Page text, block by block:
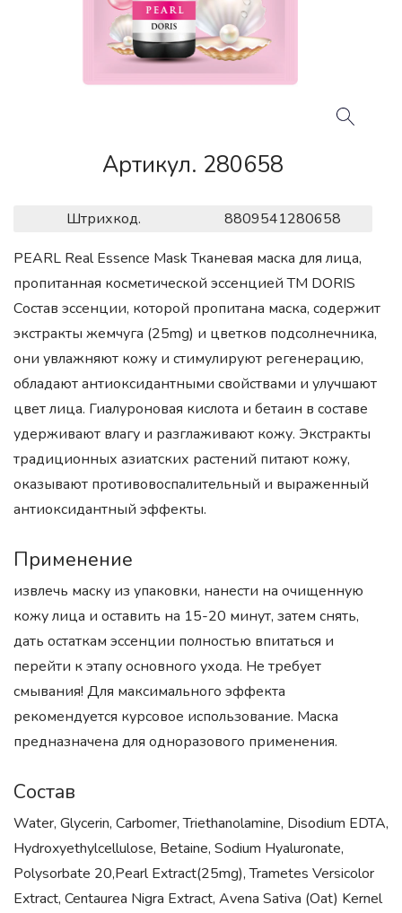
Артикул. 280658
Штрихкод.
8809541280658
PEARL Real Essence Mask Тканевая маска для лица,
пропитанная косметической эссенцией ТМ DORIS
Состав эссенции, которой пропитана маска, содержит
экстракты жемчуга (25mg) и цветков подсолнечника,
они увлажняют кожу и стимулируют регенерацию,
обладают антиоксидантными свойствами и улучшают
цвет лица. Гиалуроновая кислота и бетаин в составе
удерживают влагу и разглаживают кожу. Экстракты
традиционных азиатских растений питают кожу,
оказывают противовоспалительный и выраженный
антиоксидантный эффекты.
Применение
извлечь маску из упаковки, нанести на очищенную
кожу лица и оставить на 15-20 минут, затем снять,
дать остаткам эссенции полностью впитаться и
перейти к этапу основного ухода. Не требует
смывания! Для максимального эффекта
рекомендуется курсовое использование. Маска
предназначена для одноразового применения.
Состав
Water, Glycerin, Carbomer, Triethanolamine, Disodium EDTA,
Hydroxyethylcellulose, Betaine, Sodium Hyaluronate,
Polysorbate 20,Pearl Extract(25mg), Trametes Versicolor
Extract, Centaurea Nigra Extract, Avena Sativa (Oat) Kernel